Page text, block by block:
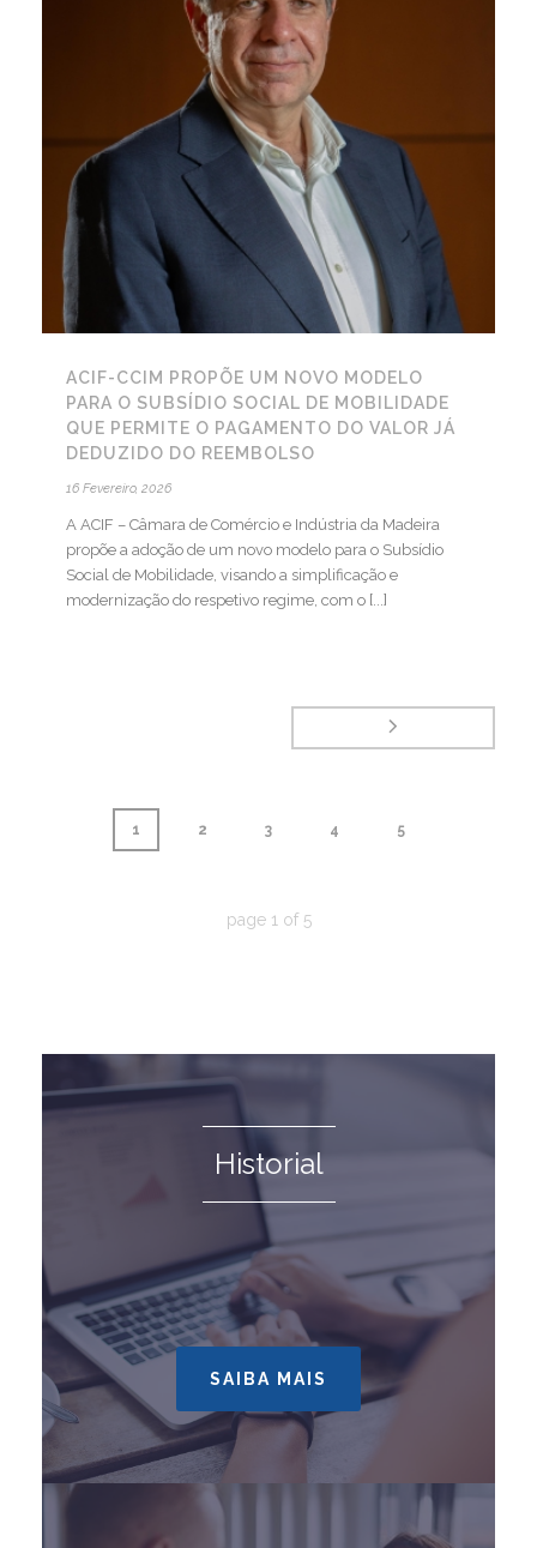
ACIF-CCIM PROPÕE UM NOVO MODELO
PARA O SUBSÍDIO SOCIAL DE MOBILIDADE
QUE PERMITE O PAGAMENTO DO VALOR JÁ
DEDUZIDO DO REEMBOLSO
16 Fevereiro, 2026
A ACIF – Câmara de Comércio e Indústria da Madeira
propõe a adoção de um novo modelo para o Subsídio
Social de Mobilidade, visando a simplificação e
modernização do respetivo regime, com o [...]
1 2 3 4 5
page 1 of 5
Historial
SAIBA MAIS